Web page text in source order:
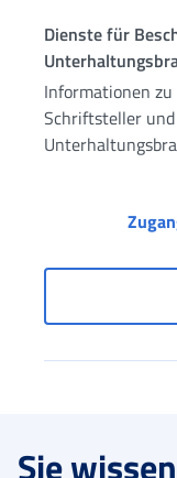
Dienste für
Informationen
Schriftsteller
Sie